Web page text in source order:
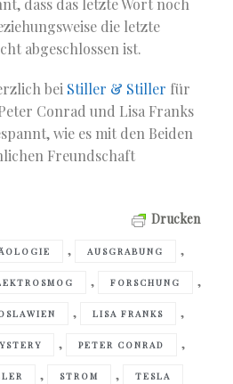
dass das letzte Wort noch
die letzte
abgeschlossen ist.
bei Stiller & Stiller für
Conrad und Lisa Franks
wie es mit den Beiden
Freundschaft
Drucken
, AUSGRABUNG ,
, FORSCHUNG ,
, LISA FRANKS ,
, PETER CONRAD ,
, STROM , TESLA